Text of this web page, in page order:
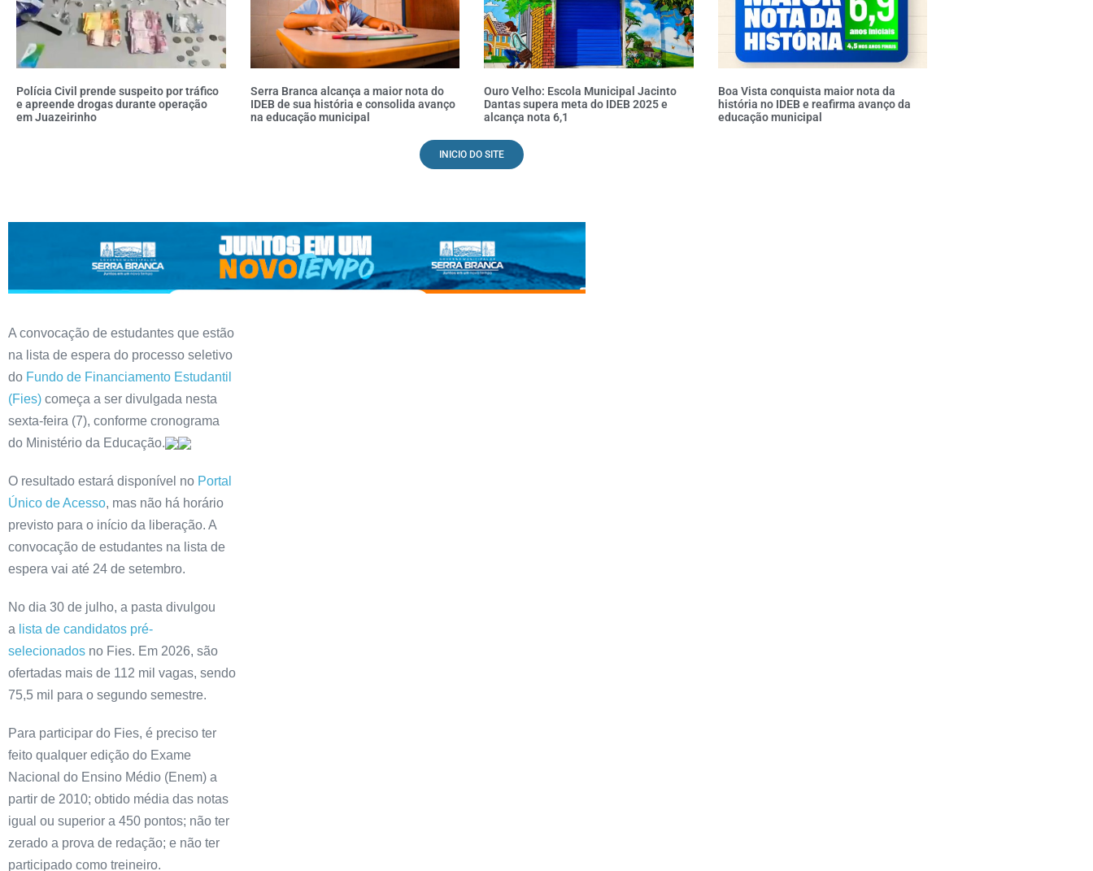
Polícia Civil prende suspeito por tráfico
e apreende drogas durante operação
em Juazeirinho
Serra Branca alcança a maior nota do
IDEB de sua história e consolida avanço
na educação municipal
Ouro Velho: Escola Municipal Jacinto
Dantas supera meta do IDEB 2025 e
alcança nota 6,1
Boa Vista conquista maior nota da
história no IDEB e reafirma avanço da
educação municipal
INICIO DO SITE
A convocação de estudantes que estão
na lista de espera do processo seletivo
do Fundo de Financiamento Estudantil
(Fies) começa a ser divulgada nesta
sexta-feira (7), conforme cronograma
do Ministério da Educação.
O resultado estará disponível no Portal
Único de Acesso, mas não há horário
previsto para o início da liberação. A
convocação de estudantes na lista de
espera vai até 24 de setembro.
No dia 30 de julho, a pasta divulgou
a lista de candidatos pré-
selecionados no Fies. Em 2026, são
ofertadas mais de 112 mil vagas, sendo
75,5 mil para o segundo semestre.
Para participar do Fies, é preciso ter
feito qualquer edição do Exame
Nacional do Ensino Médio (Enem) a
partir de 2010; obtido média das notas
igual ou superior a 450 pontos; não ter
zerado a prova de redação; e não ter
participado como treineiro.